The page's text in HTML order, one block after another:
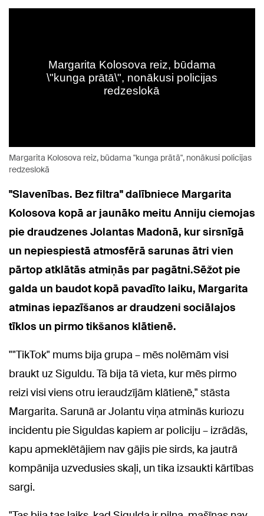
Margarita Kolosova reiz, būdama "kunga prātā", nonākusi policijas
redzeslokā
"Slavenības. Bez filtra" dalībniece Margarita
Kolosova kopā ar jaunāko meitu Anniju ciemojas
pie draudzenes Jolantas Madonā, kur sirsnīgā
un nepiespiestā atmosfērā sarunas ātri vien
pārtop atklātās atmiņās par pagātni.Sēžot pie
galda un baudot kopā pavadīto laiku, Margarita
atminas iepazīšanos ar draudzeni sociālajos
tīklos un pirmo tikšanos klātienē.
""TikTok" mums bija grupa – mēs nolēmām visi
braukt uz Siguldu. Tā bija tā vieta, kur mēs pirmo
reizi visi viens otru ieraudzījām klātienē," stāsta
Margarita. Sarunā ar Jolantu viņa atminās kuriozu
incidentu pie Siguldas kapiem ar policiju – izrādās,
kapu apmeklētājiem nav gājis pie sirds, ka jautrā
kompānija uzvedusies skaļi, un tika izsaukti kārtības
sargi.